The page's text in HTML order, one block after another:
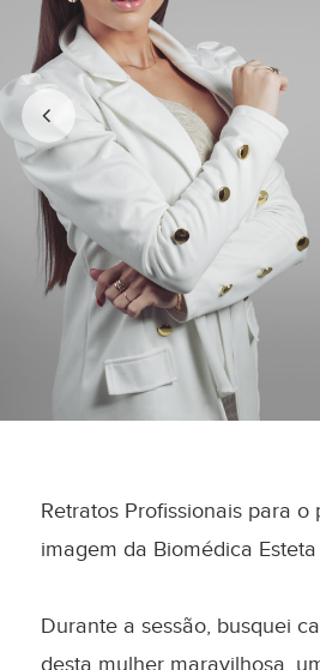
Retratos Profissionais para
imagem da Biomédica
Durante a sessão, busquei